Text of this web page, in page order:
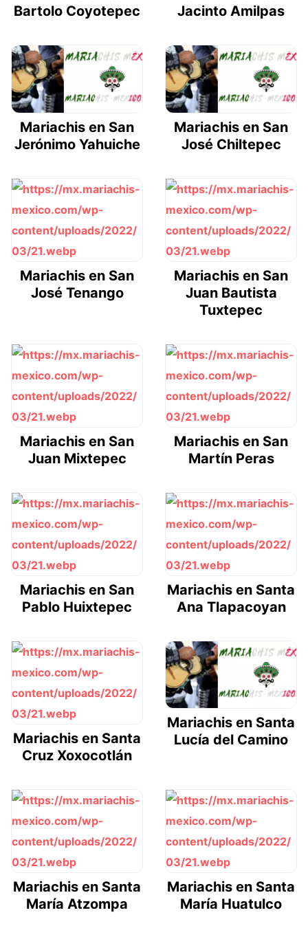
Bartolo Coyotepec
Jacinto Amilpas
Mariachis en San
Jerónimo Yahuiche
Mariachis en San
José Chiltepec
Mariachis en San
José Tenango
Mariachis en San
Juan Bautista
Tuxtepec
Mariachis en San
Juan Mixtepec
Mariachis en San
Martín Peras
Mariachis en San
Pablo Huixtepec
Mariachis en Santa
Ana Tlapacoyan
Mariachis en Santa
Cruz Xoxocotlán
Mariachis en Santa
Lucía del Camino
Mariachis en Santa
María Atzompa
Mariachis en Santa
María Huatulco